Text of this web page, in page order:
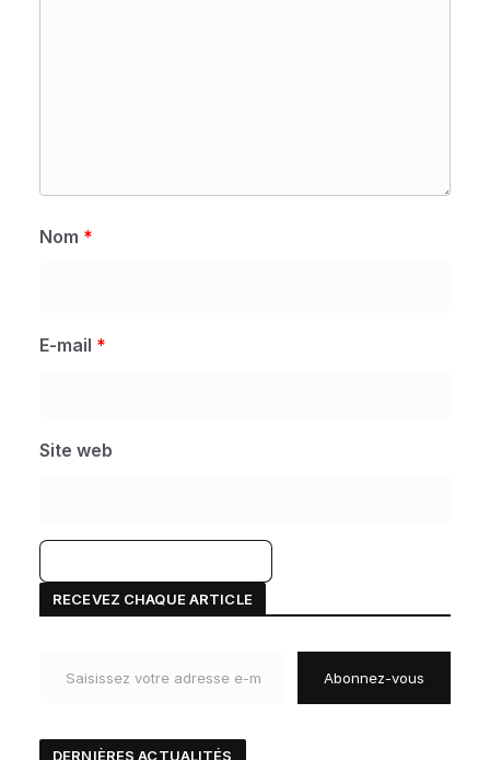
Nom *
E-mail *
Site web
RECEVEZ CHAQUE ARTICLE
Abonnez-vous
DERNIÈRES ACTUALITÉS